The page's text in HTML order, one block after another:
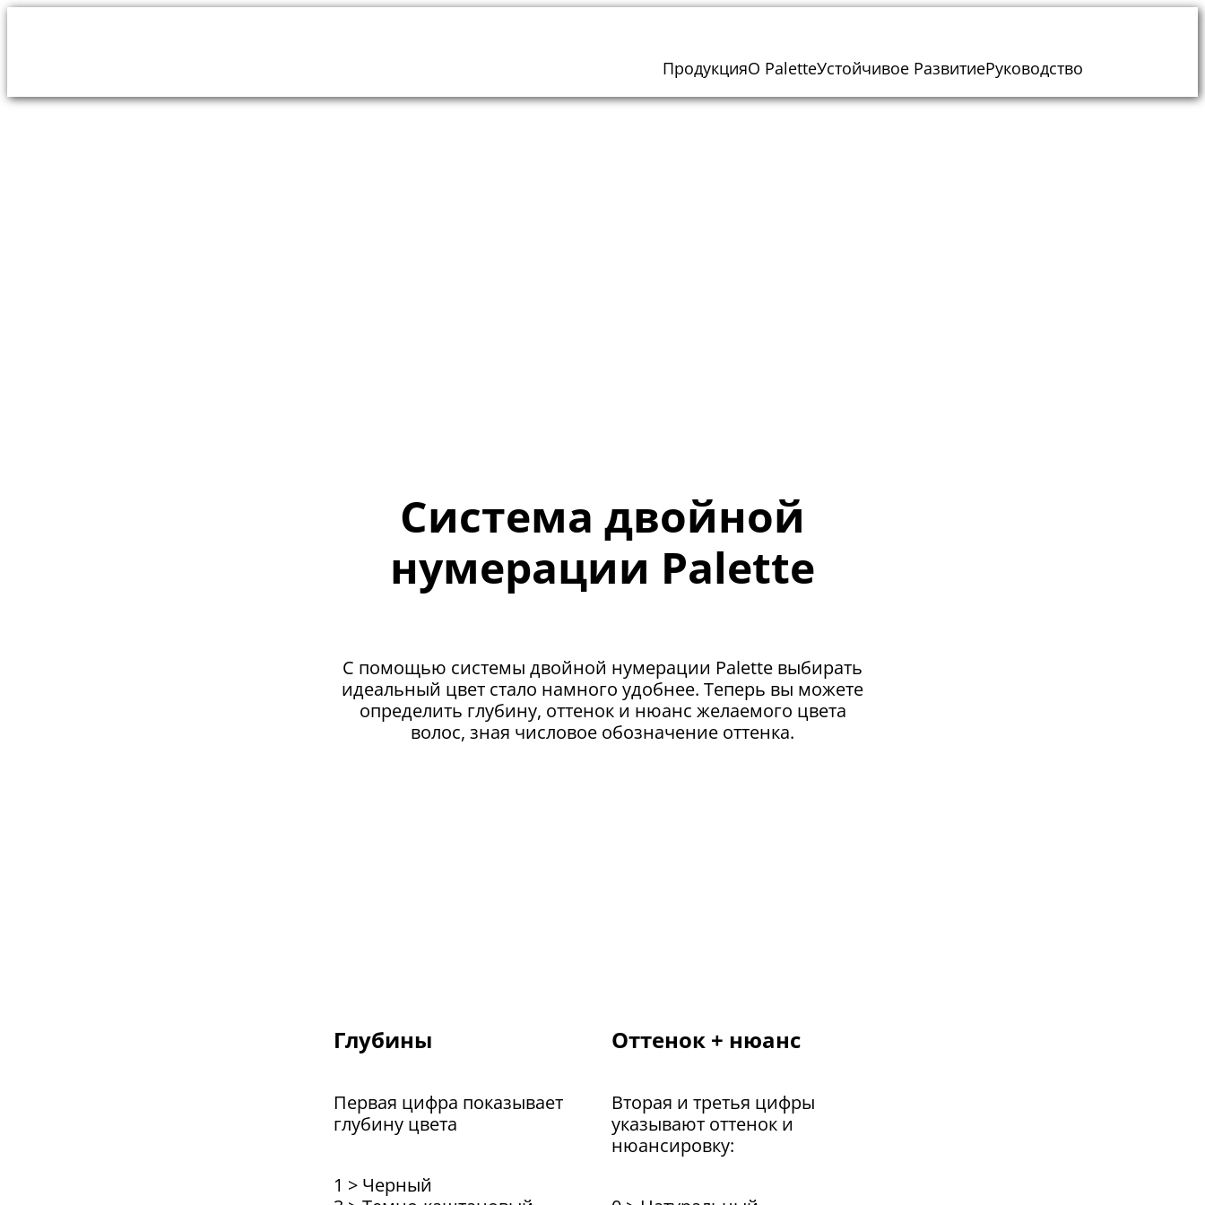
ПродукцияО PaletteУстойчивое РазвитиеРуководство
Система двойной
нумерации Palette
С помощью системы двойной нумерации Palette выбирать
идеальный цвет стало намного удобнее. Теперь вы можете
определить глубину, оттенок и нюанс желаемого цвета
волос, зная числовое обозначение оттенка.
Глубины
Первая цифра показывает
глубину цвета
1 > Черный
Оттенок + нюанс
Вторая и третья цифры
указывают оттенок и
нюансировку: